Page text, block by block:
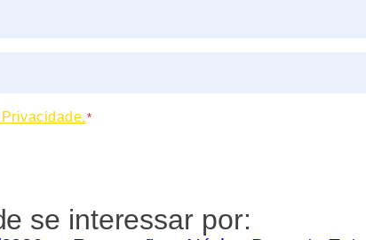
*
se interessar por: